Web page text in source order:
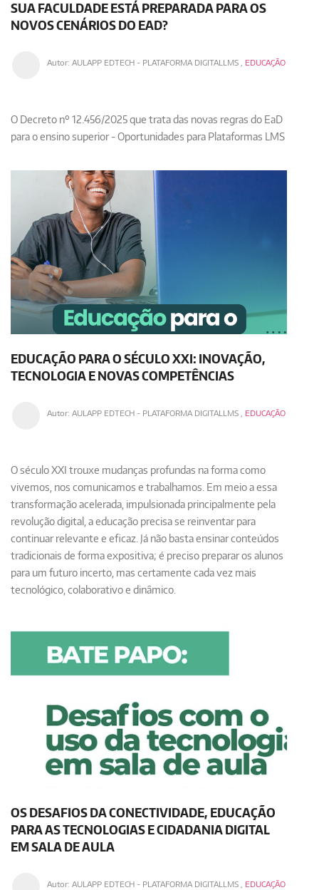
SUA FACULDADE ESTÁ PREPARADA PARA OS
NOVOS CENÁRIOS DO EAD?
Autor: AULAPP EDTECH - PLATAFORMA DIGITALLMS EDUCAÇÃO
O Decreto nº 12.456/2025 que trata das novas regras do EaD
para o ensino superior - Oportunidades para Plataformas LMS
EDUCAÇÃO PARA O SÉCULO XXI: INOVAÇÃO,
TECNOLOGIA E NOVAS COMPETÊNCIAS
Autor: AULAPP EDTECH - PLATAFORMA DIGITALLMS EDUCAÇÃO
O século XXI trouxe mudanças profundas na forma como
vivemos, nos comunicamos e trabalhamos. Em meio a essa
transformação acelerada, impulsionada principalmente pela
revolução digital, a educação precisa se reinventar para
continuar relevante e eficaz. Já não basta ensinar conteúdos
tradicionais de forma expositiva; é preciso preparar os alunos
para um futuro incerto, mas certamente cada vez mais
tecnológico, colaborativo e dinâmico.
OS DESAFIOS DA CONECTIVIDADE, EDUCAÇÃO
PARA AS TECNOLOGIAS E CIDADANIA DIGITAL
EM SALA DE AULA
Autor: AULAPP EDTECH - PLATAFORMA DIGITALLMS EDUCAÇÃO